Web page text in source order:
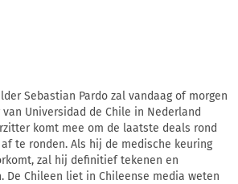
Sebastian Pardo zal vandaag of morgen
Universidad de Chile in Nederland
komt mee om de laatste deals rond
te ronden. Als hij de medische keuring
zal hij definitief tekenen en
De Chileen liet in Chileense media weten